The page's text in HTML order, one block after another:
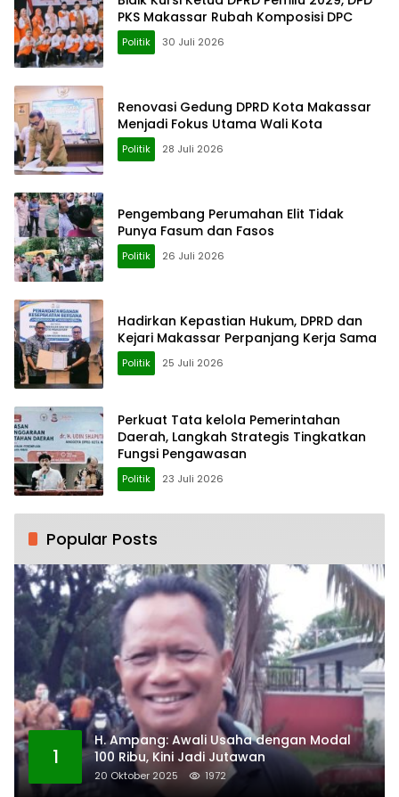
PKS Makassar Rubah Komposisi DPC
Politik 30 Juli 2026
Renovasi Gedung DPRD Kota Makassar
Menjadi Fokus Utama Wali Kota
Politik 28 Juli 2026
Pengembang Perumahan Elit Tidak
Punya Fasum dan Fasos
Politik 26 Juli 2026
Hadirkan Kepastian Hukum, DPRD dan
Kejari Makassar Perpanjang Kerja Sama
Politik 25 Juli 2026
Perkuat Tata kelola Pemerintahan
Daerah, Langkah Strategis Tingkatkan
Fungsi Pengawasan
Politik 23 Juli 2026
Popular Posts
1
H. Ampang: Awali Usaha dengan Modal
100 Ribu, Kini Jadi Jutawan
20 Oktober 2025 1972